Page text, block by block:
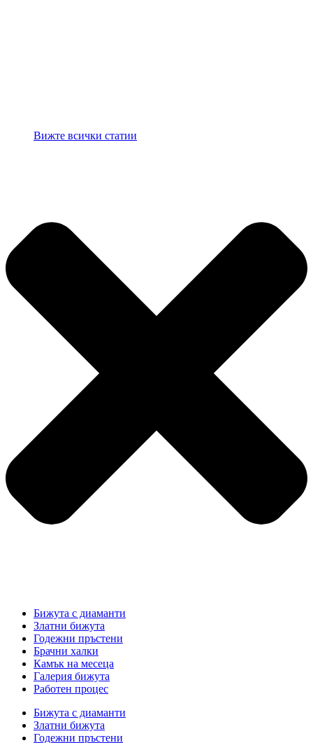
Вижте всички статии
Бижута с диаманти
Златни бижута
Годежни пръстени
Брачни халки
Камък на месеца
Галерия бижута
Работен процес
Бижута с диаманти
Златни бижута
Годежни пръстени